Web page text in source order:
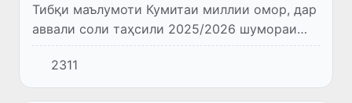
Тибқи маълумоти Кумитаи миллии омор, дар
аввали соли таҳсили 2025/2026 шумораи
донишҷӯёне, ки дар муассисаҳои таҳсилоти
олии Ӯзбекистон таҳсил мекунанд, 1 535 000
нафарро ташкил до...
2311